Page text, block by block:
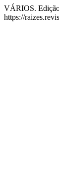
VÁRIOS.
https://